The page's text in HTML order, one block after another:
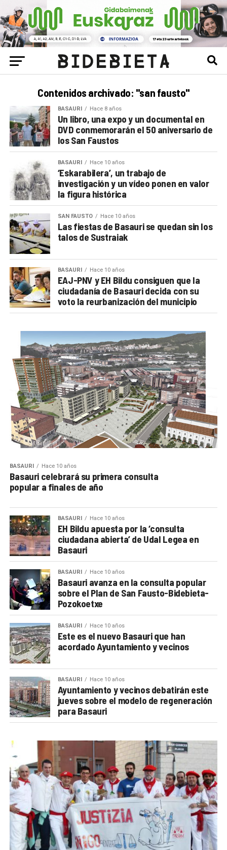
Contenidos archivado: "san fausto"
BASAURI Hace 8 años
Un libro, una expo y un documental en
DVD conmemorarán el 50 aniversario de
los San Faustos
BASAURI Hace 10 años
‘Eskarabilera’, un trabajo de
investigación y un vídeo ponen en valor
la figura histórica
SAN FAUSTO Hace 10 años
Las fiestas de Basauri se quedan sin los
talos de Sustraiak
BASAURI Hace 10 años
EAJ-PNV y EH Bildu consiguen que la
ciudadanía de Basauri decida con su
voto la reurbanización del municipio
BASAURI Hace 10 años
Basauri celebrará su primera consulta
popular a finales de año
BASAURI Hace 10 años
EH Bildu apuesta por la ‘consulta
ciudadana abierta’ de Udal Legea en
Basauri
BASAURI Hace 10 años
Basauri avanza en la consulta popular
sobre el Plan de San Fausto-Bidebieta-
Pozokoetxe
BASAURI Hace 10 años
Este es el nuevo Basauri que han
acordado Ayuntamiento y vecinos
BASAURI Hace 10 años
Ayuntamiento y vecinos debatirán este
jueves sobre el modelo de regeneración
para Basauri